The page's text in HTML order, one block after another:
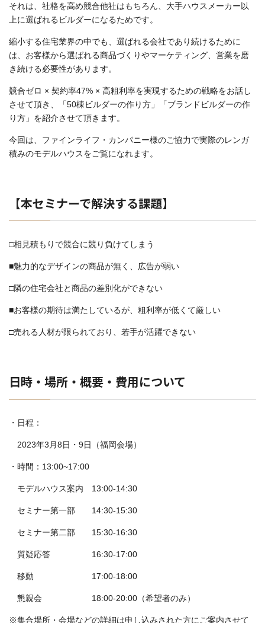
それは、社格を高め競合他社はもちろん、大手ハウスメーカー以
上に選ばれるビルダーになるためです。
縮小する住宅業界の中でも、選ばれる会社であり続けるために
は、お客様から選ばれる商品づくりやマーケティング、営業を磨
き続ける必要性があります。
競合ゼロ × 契約率47% × 高粗利率を実現するための戦略をお話し
させて頂き、「50棟ビルダーの作り方」「ブランドビルダーの作
り方」を紹介させて頂きます。
今回は、ファインライフ・カンパニー様のご協力で実際のレンガ
積みのモデルハウスをご覧になれます。
【本セミナーで解決する課題】
□相見積もりで競合に競り負けてしまう
■魅力的なデザインの商品が無く、広告が弱い
□隣の住宅会社と商品の差別化ができない
■お客様の期待は満たしているが、粗利率が低くて厳しい
□売れる人材が限られており、若手が活躍できない
日時・場所・概要・費用について
・日程：
2023年3月8日・9日（福岡会場）
・時間：13:00~17:00
モデルハウス案内 13:00-14:30
セミナー第一部 14:30-15:30
セミナー第二部 15:30-16:30
質疑応答 16:30-17:00
移動 17:00-18:00
懇親会 18:00-20:00（希望者のみ）
※集合場所・会場などの詳細は申し込みされた方にご案内させて